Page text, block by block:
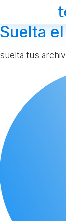
Suelta
suelta tus